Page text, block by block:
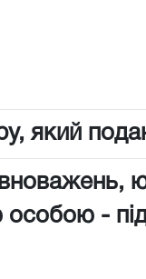
який
-